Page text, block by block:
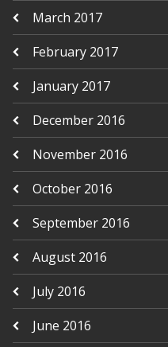
March 2017
February 2017
January 2017
December 2016
November 2016
October 2016
September 2016
August 2016
July 2016
June 2016